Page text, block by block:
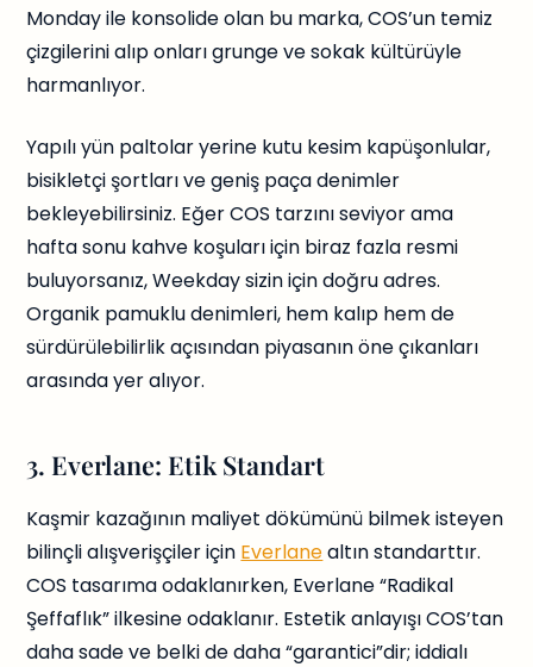
Monday ile konsolide olan bu marka, COS’un temiz
çizgilerini alıp onları grunge ve sokak kültürüyle
harmanlıyor.
Yapılı yün paltolar yerine kutu kesim kapüşonlular,
bisikletçi şortları ve geniş paça denimler
bekleyebilirsiniz. Eğer COS tarzını seviyor ama
hafta sonu kahve koşuları için biraz fazla resmi
buluyorsanız, Weekday sizin için doğru adres.
Organik pamuklu denimleri, hem kalıp hem de
sürdürülebilirlik açısından piyasanın öne çıkanları
arasında yer alıyor.
3. Everlane: Etik Standart
Kaşmir kazağının maliyet dökümünü bilmek isteyen
bilinçli alışverişçiler için Everlanealtın standarttır.
COS tasarıma odaklanırken, Everlane “Radikal
Şeffaflık” ilkesine odaklanır. Estetik anlayışı COS’tan
daha sade ve belki de daha “garantici”dir; iddialı